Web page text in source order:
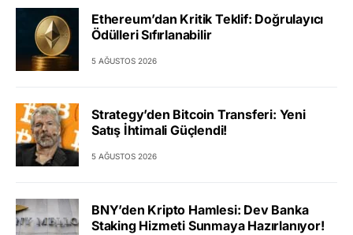
Ethereum’dan Kritik Teklif: Doğrulayıcı
Ödülleri Sıfırlanabilir
5 AĞUSTOS 2026
Strategy’den Bitcoin Transferi: Yeni
Satış İhtimali Güçlendi!
5 AĞUSTOS 2026
BNY’den Kripto Hamlesi: Dev Banka
Staking Hizmeti Sunmaya Hazırlanıyor!